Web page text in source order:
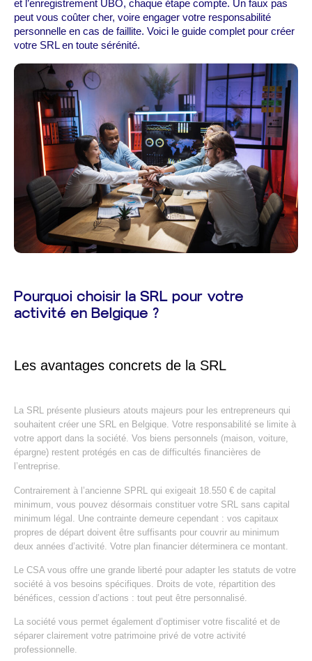
et l’enregistrement UBO, chaque étape compte. Un faux pas
peut vous coûter cher, voire engager votre responsabilité
personnelle en cas de faillite. Voici le guide complet pour créer
votre SRL en toute sérénité.
Pourquoi choisir la SRL pour votre
activité en Belgique ?
Les avantages concrets de la SRL
La SRL présente plusieurs atouts majeurs pour les entrepreneurs qui
souhaitent créer une SRL en Belgique. Votre responsabilité se limite à
votre apport dans la société. Vos biens personnels (maison, voiture,
épargne) restent protégés en cas de difficultés financières de
l’entreprise.
Contrairement à l’ancienne SPRL qui exigeait 18.550 € de capital
minimum, vous pouvez désormais constituer votre SRL sans capital
minimum légal. Une contrainte demeure cependant : vos capitaux
propres de départ doivent être suffisants pour couvrir au minimum
deux années d’activité. Votre plan financier déterminera ce montant.
Le CSA vous offre une grande liberté pour adapter les statuts de votre
société à vos besoins spécifiques. Droits de vote, répartition des
bénéfices, cession d’actions : tout peut être personnalisé.
La société vous permet également d’optimiser votre fiscalité et de
séparer clairement votre patrimoine privé de votre activité
professionnelle.